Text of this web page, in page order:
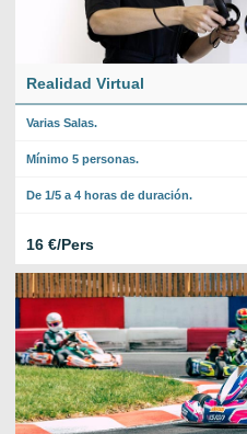
Realidad Virtual
Varias Salas.
Mínimo 5 personas.
De 1/5 a 4 horas de duración.
16 €/Pers